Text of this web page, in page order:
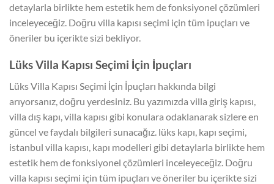
detaylarla birlikte hem estetik hem de fonksiyonel çözümleri
inceleyeceğiz. Doğru villa kapısı seçimi için tüm ipuçları ve
öneriler bu içerikte sizi bekliyor.
Lüks Villa Kapısı Seçimi İçin İpuçları
Lüks Villa Kapısı Seçimi İçin İpuçları hakkında bilgi
arıyorsanız, doğru yerdesiniz. Bu yazımızda villa giriş kapısı,
villa dış kapı, villa kapısı gibi konulara odaklanarak sizlere en
güncel ve faydalı bilgileri sunacağız. lüks kapı, kapı seçimi,
istanbul villa kapısı, kapı modelleri gibi detaylarla birlikte hem
estetik hem de fonksiyonel çözümleri inceleyeceğiz. Doğru
villa kapısı seçimi için tüm ipuçları ve öneriler bu içerikte sizi